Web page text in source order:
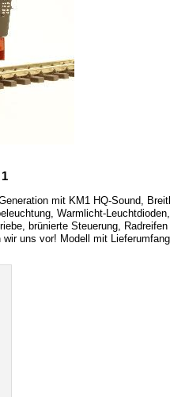
mit KM1 HQ-Sound,
Warmlicht-
brünierte Steuerung,
uns vor! Modell mit